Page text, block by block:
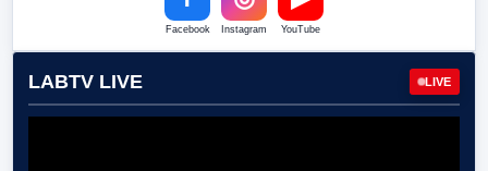
Facebook Instagram YouTube
LABTV LIVE LIVE